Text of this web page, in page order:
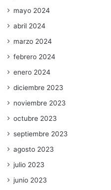
mayo 2024
abril 2024
marzo 2024
febrero 2024
enero 2024
diciembre 2023
noviembre 2023
octubre 2023
septiembre 2023
agosto 2023
julio 2023
junio 2023